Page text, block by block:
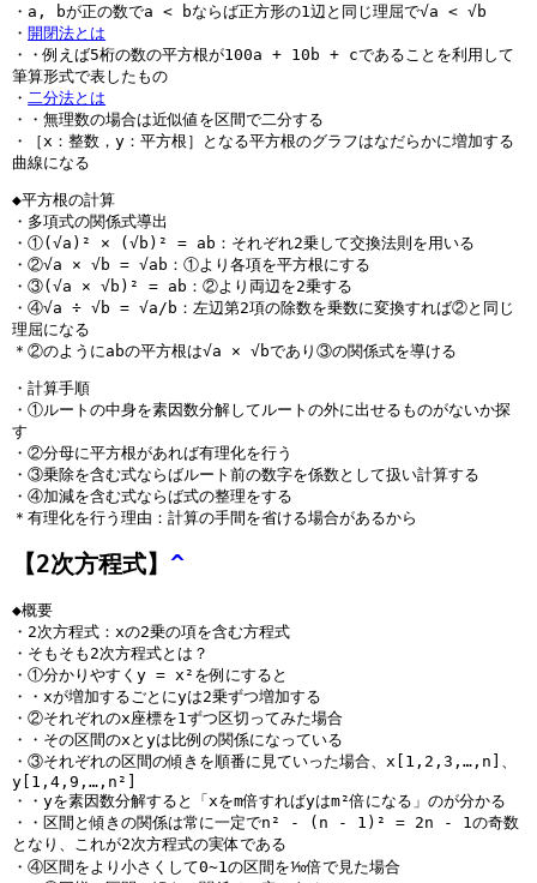
・a, bが正の数でa < bならば正方形の1辺と同じ理屈で√a < √b
・ 開閉法とは
・・例えば5桁の数の平方根が100a + 10b + cであることを利用して
筆算形式で表したもの
・ 二分法とは
・・無理数の場合は近似値を区間で二分する
・［x：整数，y：平方根］となる平方根のグラフはなだらかに増加する
曲線になる
◆平方根の計算
・多項式の関係式導出
・①(√a)² × (√b)² = ab：それぞれ2乗して交換法則を用いる
・②√a × √b = √ab：①より各項を平方根にする
・③(√a × √b)² = ab：②より両辺を2乗する
・④√a ÷ √b = √a/b：左辺第2項の除数を乗数に変換すれば②と同じ
理屈になる
＊②のようにabの平方根は√a × √bであり③の関係式を導ける
・計算手順
・①ルートの中身を素因数分解してルートの外に出せるものがないか探
す
・②分母に平方根があれば有理化を行う
・③乗除を含む式ならばルート前の数字を係数として扱い計算する
・④加減を含む式ならば式の整理をする
＊有理化を行う理由：計算の手間を省ける場合があるから
【2次方程式】^
◆概要
・2次方程式：xの2乗の項を含む方程式
・そもそも2次方程式とは？
・①分かりやすくy = x²を例にすると
・・xが増加するごとにyは2乗ずつ増加する
・②それぞれのx座標を1ずつ区切ってみた場合
・・その区間のxとyは比例の関係になっている
・③それぞれの区間の傾きを順番に見ていった場合、x[1,2,3,…,n]、
y[1,4,9,…,n²]
・・yを素因数分解すると「xをm倍すればyはm²倍になる」のが分かる
・・区間と傾きの関係は常に一定でn² - (n - 1)² = 2n - 1の奇数
となり、これが2次方程式の実体である
・④区間をより小さくして0~1の区間を⅒倍で見た場合